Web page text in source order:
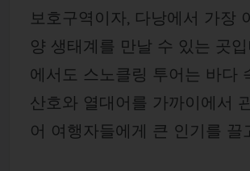
보호구역이자, 다낭에서 가장
양 생태계를 만날 수 있는 곳
에서도 스노클링 투어는 바다
산호와 열대어를 가까이에서
어 여행자들에게 큰 인기를 끌